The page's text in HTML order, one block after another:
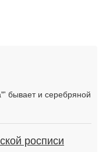
бывает и серебряной
росписи